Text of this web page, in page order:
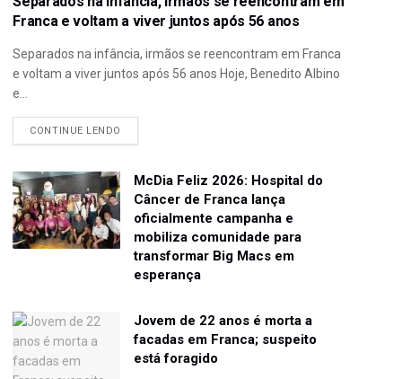
Franca e voltam a viver juntos após 56 anos
Separados na infância, irmãos se reencontram em Franca
e voltam a viver juntos após 56 anos Hoje, Benedito Albino
e...
CONTINUE LENDO
McDia Feliz 2026: Hospital do
Câncer de Franca lança
oficialmente campanha e
mobiliza comunidade para
transformar Big Macs em
esperança
Jovem de 22 anos é morta a
facadas em Franca; suspeito
está foragido